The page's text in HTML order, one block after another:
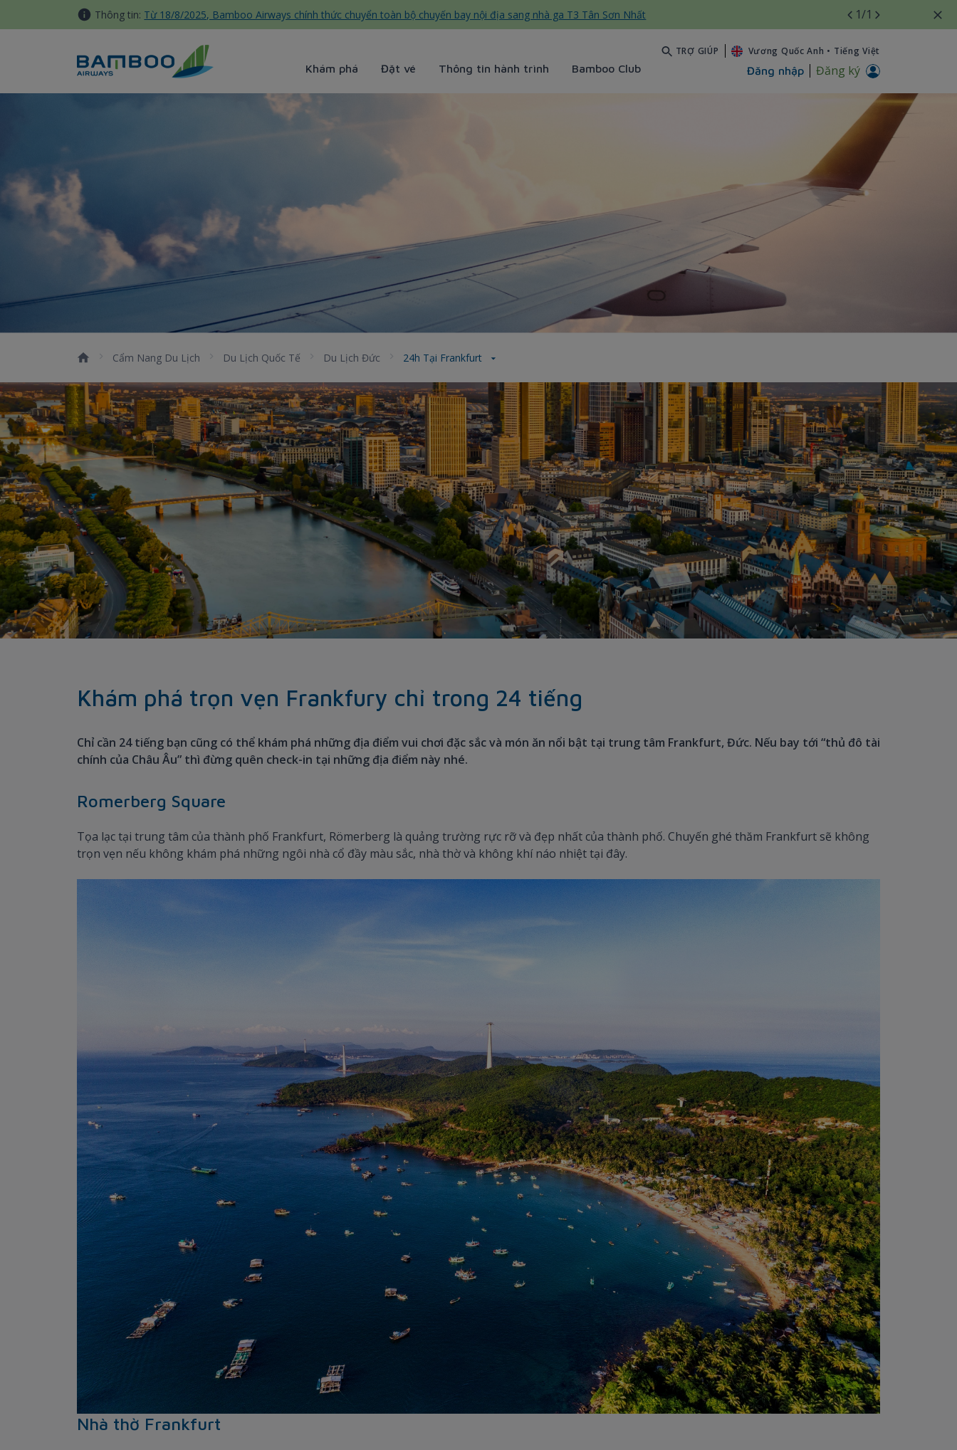
Truy cập nội dung luôn
Thông tin: Từ 18/8/2025, Bamboo Airways chính thức chuyển toàn bộ chuyến bay nội địa sang nhà ga T3 Tân Sơn Nhất 1/1
Khám phá Đặt vé Thông tin hành trình Bamboo Club
TRỢ GIÚP Vương Quốc Anh • Tiếng Việt
Đăng nhập Đăng ký
24h tại Frankfurt - Bamboo Airways
Cẩm Nang Du Lịch Du Lịch Quốc Tế Du Lịch Đức 24h Tại Frankfurt
Khám phá trọn vẹn Frankfury chỉ trong 24 tiếng
Chỉ cần 24 tiếng bạn cũng có thể khám phá những địa điểm vui chơi đặc sắc và món ăn nổi bật tại trung tâm Frankfurt, Đức. Nếu bay tới “thủ đô tài
chính của Châu Âu” thì đừng quên check-in tại những địa điểm này nhé.
Romerberg Square
Tọa lạc tại trung tâm của thành phố Frankfurt, Römerberg là quảng trường rực rỡ và đẹp nhất của thành phố. Chuyến ghé thăm Frankfurt sẽ không
trọn vẹn nếu không khám phá những ngôi nhà cổ đầy màu sắc, nhà thờ và không khí náo nhiệt tại đây.
Nhà thờ Frankfurt